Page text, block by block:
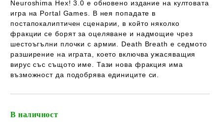
Neuroshima Hex! 3.0 е обновено издание на култовата
игра на Portal Games. В нея попадате в
постапокалиптичен сценарии, в който няколко
фракции се борят за оцеляване и надмощие чрез
шестоъгълни плочки с армии. Death Breath e седмото
разширение на играта, което включва ужасяващия
вирус със същото име. Тази нова фракция има
възможност да подобрява единиците си.
В наличност